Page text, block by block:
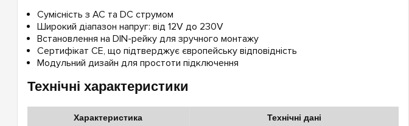
Сумісність з AC та DC струмом
Широкий діапазон напруг: від 12V до 230V
Встановлення на DIN-рейку для зручного монтажу
Сертифікат CE, що підтверджує європейську відповідність
Модульний дизайн для простоти підключення
Технічні характеристики
Характеристика Технічні дані